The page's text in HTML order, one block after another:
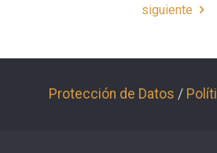
siguiente
Protección de Datos /